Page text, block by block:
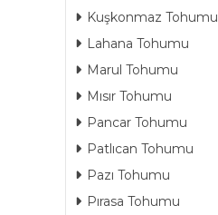
Kuşkonmaz Tohumu
Lahana Tohumu
Marul Tohumu
Mısır Tohumu
Pancar Tohumu
Patlıcan Tohumu
Pazı Tohumu
Pırasa Tohumu